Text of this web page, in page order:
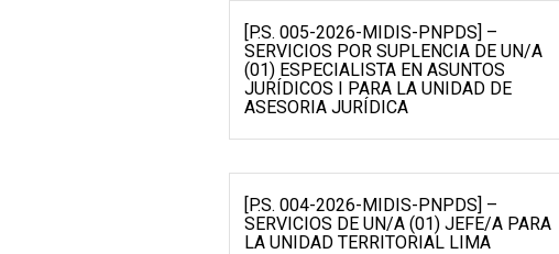
[P.S. 005-2026-MIDIS-PNPDS] –
SERVICIOS POR SUPLENCIA DE UN/A
(01) ESPECIALISTA EN ASUNTOS
JURÍDICOS I PARA LA UNIDAD DE
ASESORIA JURÍDICA
[P.S. 004-2026-MIDIS-PNPDS] –
SERVICIOS DE UN/A (01) JEFE/A PARA
LA UNIDAD TERRITORIAL LIMA